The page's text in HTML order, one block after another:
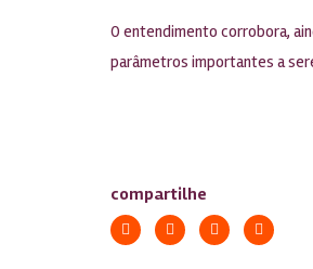
O entendimento corrobora,
parâmetros importantes a
compartilhe